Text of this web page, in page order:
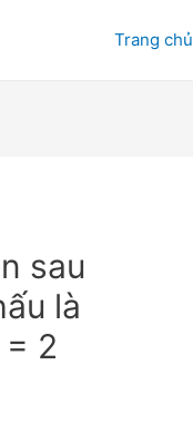
Trang chủ
sau
là
2